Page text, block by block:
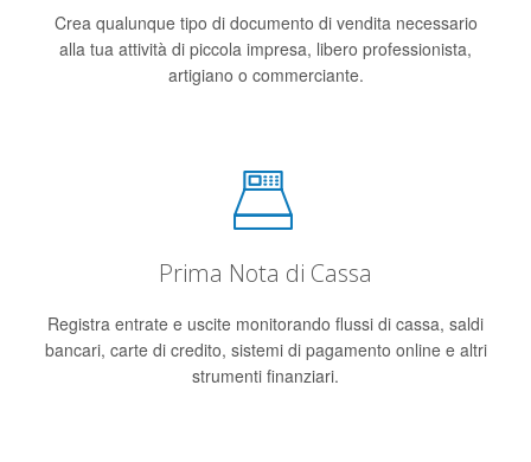
Crea qualunque tipo di documento di vendita necessario
alla tua attività di piccola impresa, libero professionista,
artigiano o commerciante.
Prima Nota di Cassa
Registra entrate e uscite monitorando flussi di cassa, saldi
bancari, carte di credito, sistemi di pagamento online e altri
strumenti finanziari.